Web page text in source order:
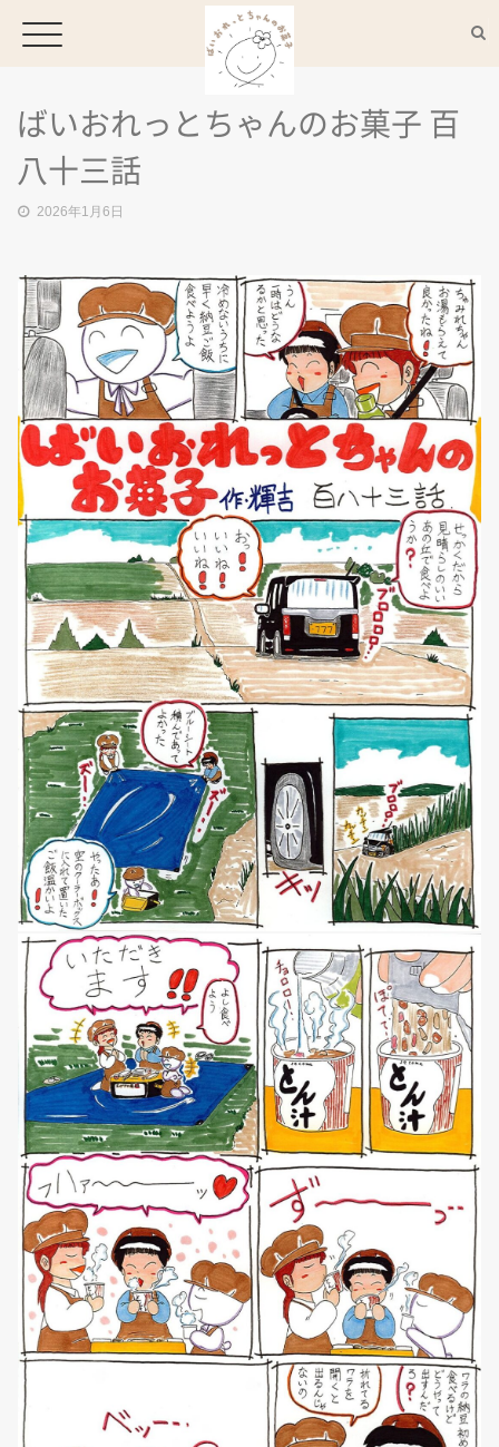
MENU
ACCESS
NEWS
マンガ
ばいおれっとちゃんのお菓子 百
八十三話
2026年1月6日